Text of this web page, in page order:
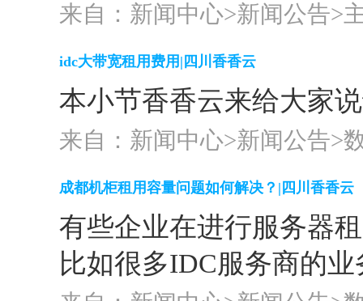
来自：新闻中心>新闻公告>
idc大带宽租用费用|四川香香云
本小节香香云来给大家
来自：新闻中心>新闻公告>
成都机柜租用容量问题如何解决？|四川香香云
有些企业在进行服务器
比如很多IDC服务商的